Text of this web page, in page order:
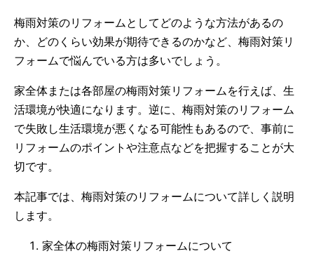
梅雨対策のリフォームとしてどのような方法があるの
か、どのくらい効果が期待できるのかなど、梅雨対策リ
フォームで悩んでいる方は多いでしょう。
家全体または各部屋の梅雨対策リフォームを行えば、生
活環境が快適になります。逆に、梅雨対策のリフォーム
で失敗し生活環境が悪くなる可能性もあるので、事前に
リフォームのポイントや注意点などを把握することが大
切です。
本記事では、梅雨対策のリフォームについて詳しく説明
します。
家全体の梅雨対策リフォームについて